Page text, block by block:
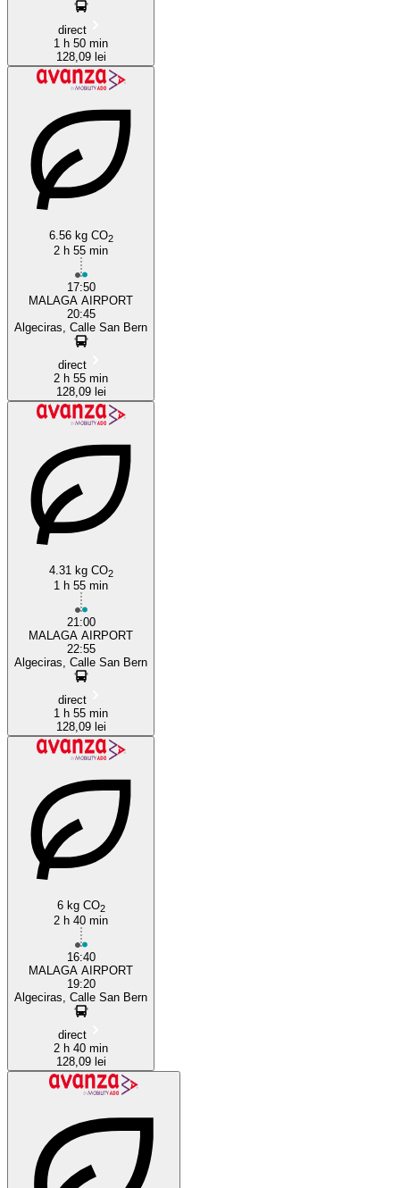
direct
1 h 50 min
128,09 lei
6.56 kg CO2
2 h 55 min
17:50
MALAGA AIRPORT
20:45
Algeciras, Calle San Bern
direct
2 h 55 min
128,09 lei
4.31 kg CO2
1 h 55 min
21:00
MALAGA AIRPORT
22:55
Algeciras, Calle San Bern
direct
1 h 55 min
128,09 lei
6 kg CO2
2 h 40 min
16:40
MALAGA AIRPORT
19:20
Algeciras, Calle San Bern
direct
2 h 40 min
128,09 lei